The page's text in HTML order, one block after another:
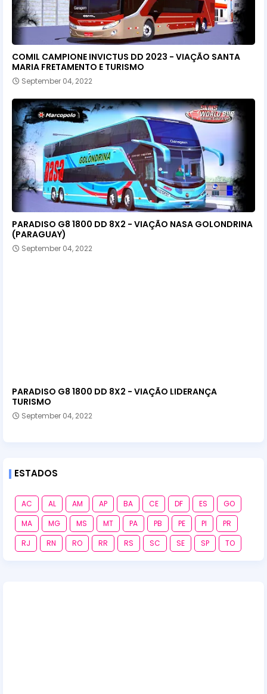
COMIL CAMPIONE INVICTUS DD 2023 - VIAÇÃO SANTA
MARIA FRETAMENTO E TURISMO
September 04, 2022
PARADISO G8 1800 DD 8X2 - VIAÇÃO NASA GOLONDRINA
(PARAGUAY)
September 04, 2022
PARADISO G8 1800 DD 8X2 - VIAÇÃO LIDERANÇA
TURISMO
September 04, 2022
ESTADOS
AC AL AM AP BA CE DF ES
GO
MA
MG MS MT PA PB PE PI
PR
RJ
RN RO RR RS SC SE SP TO